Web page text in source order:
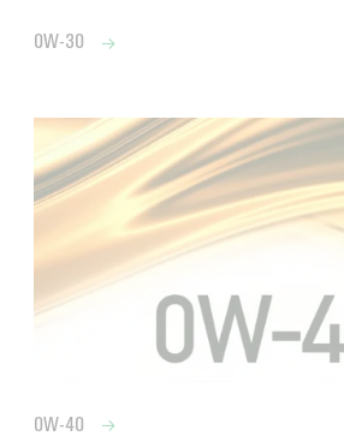
0W-30
0W-40